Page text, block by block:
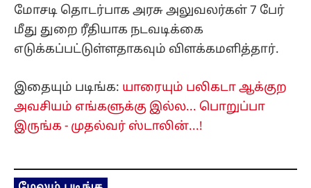
மோசடி தொடர்பாக அரசு அலுவலர்கள் 7 பேர்
மீது துறை ரீதியாக நடவடிக்கை
எடுக்கப்பட்டுள்ளதாகவும் விளக்கமளித்தார்.
இதையும் படிங்க: யாரையும் பலிகடா ஆக்குற
அவசியம் எங்களுக்கு இல்ல... பொறுப்பா
இருங்க - முதல்வர் ஸ்டாலின்...!